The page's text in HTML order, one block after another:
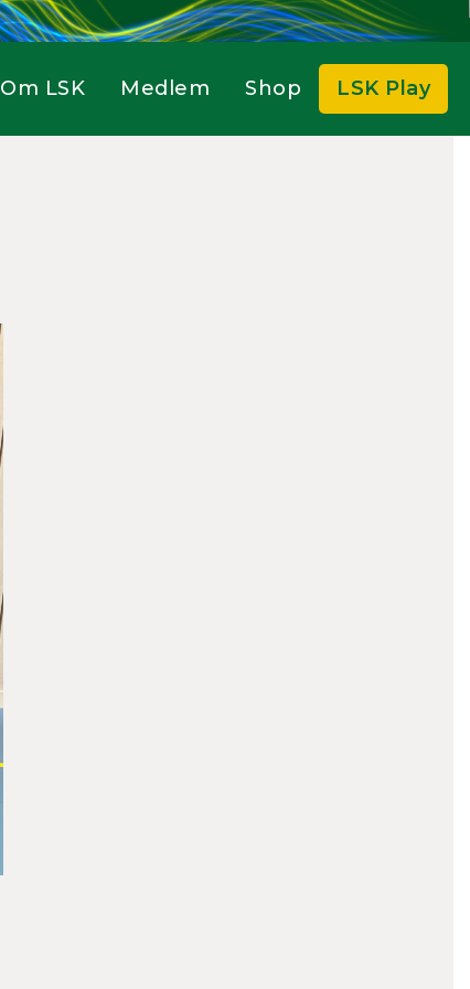
Om LSK Medlem Shop LSK Play